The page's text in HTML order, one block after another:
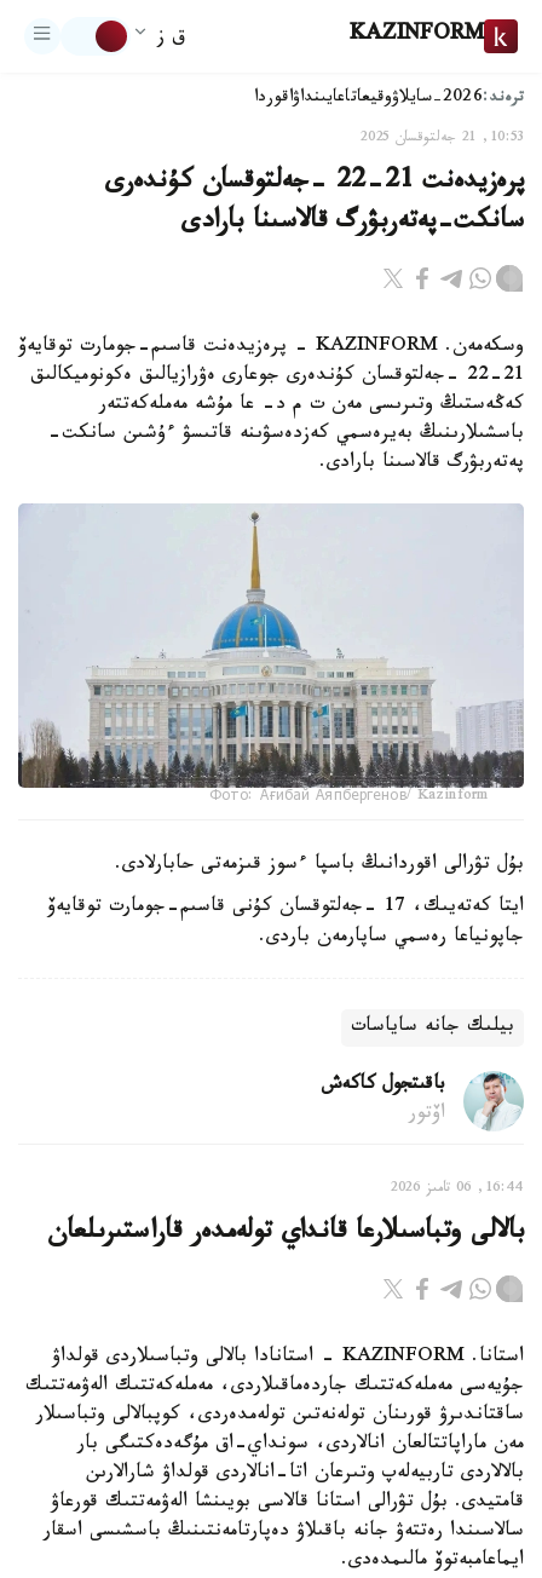
KAZINFORM ق ز
ترەند:2026-سايلاۋ وقيعاتاعايىنداۋاقوردا
10:53, 21 جەلتوقسان 2025
پرەزيدەنت 21-22 -جەلتوقسان كۇندەرى
سانكت-پەتەربۋرگ قالاسىنا بارادى
وسكەمەن. KAZINFORM - پرەزيدەنت قاسىم-جومارت توقايەۆ
21-22 -جەلتوقسان كۇندەرى جوعارى ەۋرازيالىق ەكونوميكالىق
كەڭەستىڭ وتىرىسى مەن ت م د- عا مۇشە مەملەكەتتەر
باسشىلارىنىڭ بەيرەسمي كەزدەسۋىنە قاتىسۋ ءۇشىن سانكت-
پەتەربۋرگ قالاسىنا بارادى.
Фото: Ағибай Аяпбергенов/ Kazinform
بۇل تۋرالى اقوردانىڭ باسپا ءسوز قىزمەتى حابارلادى.
ايتا كەتەيىك، 17 -جەلتوقسان كۇنى قاسىم-جومارت توقايەۆ
جاپونياعا رەسمي ساپارمەن باردى.
بيلىك جانە ساياسات
باقىتجول كاكەش
اۆتور
16:44, 06 تامىز 2026
بالالى وتباسىلارعا قانداي تولەمدەر قاراستىرىلعان
استانا. KAZINFORM - استانادا بالالى وتباسىلاردى قولداۋ
جۇيەسى مەملەكەتتىك جاردەماقىلاردى، مەملەكەتتىك الەۋمەتتىك
ساقتاندىرۋ قورىنان تولەنەتىن تولەمدەردى، كوپبالالى وتباسىلار
مەن ماراپاتتالعان انالاردى، سونداي-اق مۇگەدەكتىگى بار
بالالاردى تاربيەلەپ وتىرعان اتا-انالاردى قولداۋ شارالارىن
قامتيدى. بۇل تۋرالى استانا قالاسى بويىنشا الەۋمەتتىك قورعاۋ
سالاسىندا رەتتەۋ جانە باقىلاۋ دەپارتامەنتىنىڭ باسشىسى اسقار
ايماعامبەتوۆ مالىمدەدى.